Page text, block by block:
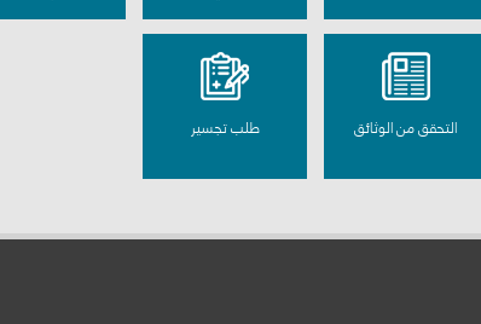
التحقق من الوثائق طلب تجسير